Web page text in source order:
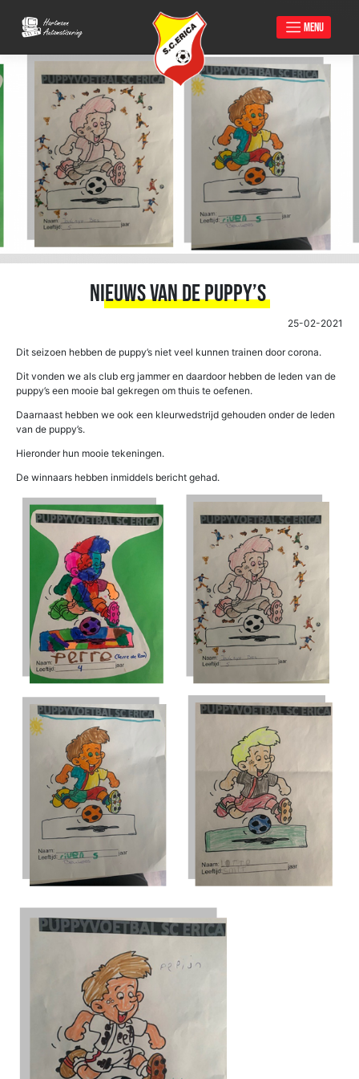
to
content
MENU
Nieuws van de puppy’s
25-02-2021
Dit seizoen hebben de puppy’s niet veel kunnen trainen door corona.
Dit vonden we als club erg jammer en daardoor hebben de leden van de
puppy’s een mooie bal gekregen om thuis te oefenen.
Daarnaast hebben we ook een kleurwedstrijd gehouden onder de leden
van de puppy’s.
Hieronder hun mooie tekeningen.
De winnaars hebben inmiddels bericht gehad.